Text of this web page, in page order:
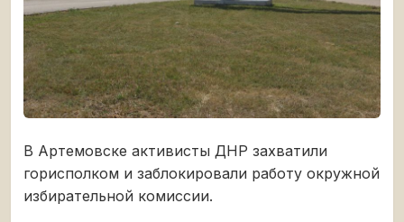
В Артемовске активисты ДНР захватили
горисполком и заблокировали работу окружной
избирательной комиссии.